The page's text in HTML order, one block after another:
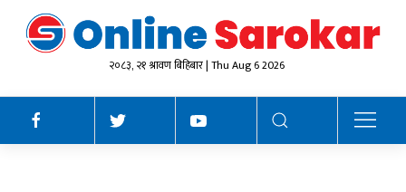
२०८३, २१ श्रावण बिहिबार | Thu Aug 6 2026